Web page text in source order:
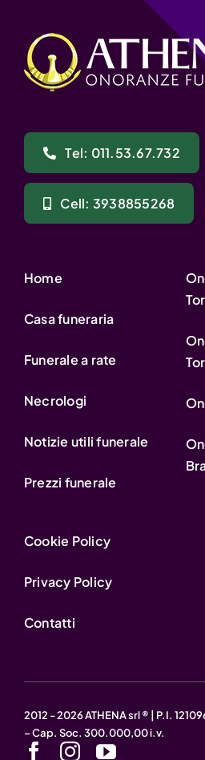
Tel: 011.53.67.732
Cell: 3938855268
Home
Casa funeraria
Funerale a rate
Necrologi
Notizie utili funerale
Prezzi funerale
Cookie Policy
Privacy Policy
Contatti
2012 - 2026 ATHENA srl ® | P.I.
– Cap. Soc. 300.000,00 i.v.